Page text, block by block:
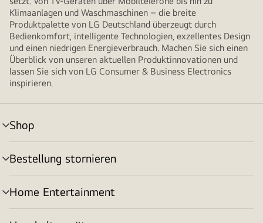
Klimaanlagen und Waschmaschinen – die breite
Produktpalette von LG Deutschland überzeugt durch
Bedienkomfort, intelligente Technologien, exzellentes Design
und einen niedrigen Energieverbrauch. Machen Sie sich einen
Überblick von unseren aktuellen Produktinnovationen und
lassen Sie sich von LG Consumer & Business Electronics
inspirieren.
Shop
Menü
umschalten
Bestellung stornieren
Menü
umschalten
Home Entertainment
Menü
umschalten